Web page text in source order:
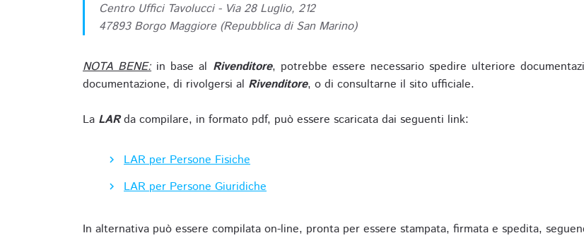
Centro Uffici Tavolucci - Via 28 Luglio, 212
47893 Borgo Maggiore (Repubblica di San Marino)
NOTA BENE: in base al Rivenditore, potrebbe essere necessario spedire ulteriore
documentazione, di rivolgersi al Rivenditore, o di consultarne il sito ufficiale.
La LARda compilare, in formato pdf, può essere scaricata dai seguenti link:
LAR per Persone Fisiche
LAR per Persone Giuridiche
In alternativa può essere compilata on-line, pronta per essere stampata, firmata e spedita,